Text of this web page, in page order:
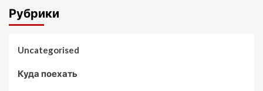
Рубрики
Uncategorised
Куда поехать